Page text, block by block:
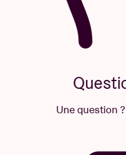
Une question ?